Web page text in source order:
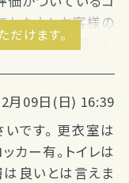
したよ！ お客様の
またぜひお伺いし
だけます。
月09日(日) 16:39
です。 更衣室は
カー有。トイレは
は良いとは言えま